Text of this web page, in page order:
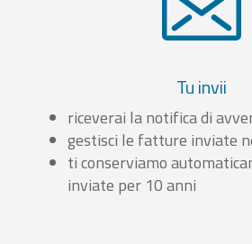
Tu invii
riceverai la notifica di
gestisci le fatture inviate
ti conserviamo
inviate per 10 anni